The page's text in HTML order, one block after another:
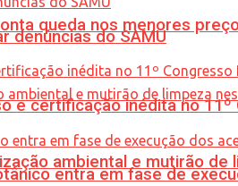
queda nos menores
ambiental e mutirão de
denúncias do SAMU
e certificação inédita no
entra em fase de